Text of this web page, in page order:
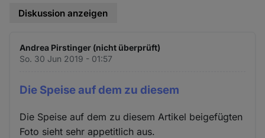
Diskussion anzeigen
Andrea Pirstinger (nicht überprüft)
So. 30 Jun 2019 - 01:57
Die Speise auf dem zu diesem
Die Speise auf dem zu diesem Artikel beigefügten
Foto sieht sehr appetitlich aus.